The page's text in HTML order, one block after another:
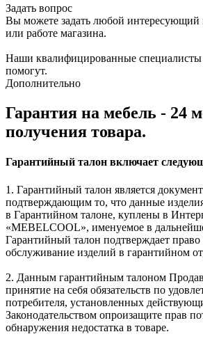
Задать вопрос
Вы можете задать любой интересующий
или работе магазина.
Наши квалифицированные специалисты
помогут.
Дополнительно
Гарантия на мебель - 24
получения товара.
Гарантийный талон включает
1. Гарантийный талон является
подтверждающим то, что данные
в Гарантийном талоне, куплены в
«MEBELCOOL», именуемое в
Гарантийный талон подтверждает право
обслуживание изделий в гарантийном
2. Данным гарантийным талоном
принятие на себя обязательств по
потребителя, установленных
Законодательством опроизащите прав
обнаружения недостатка в товаре.